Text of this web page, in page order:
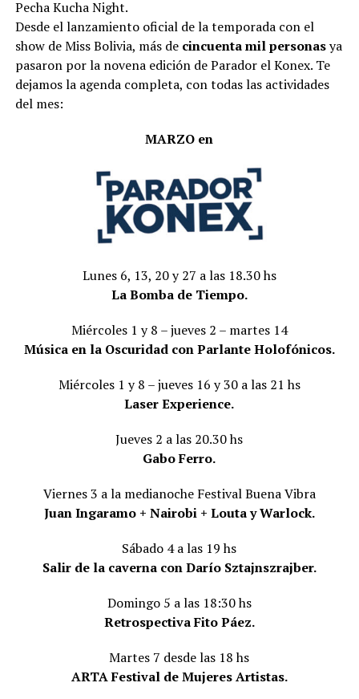
Pecha Kucha Night.
Desde el lanzamiento oficial de la temporada con el
show de Miss Bolivia, más de cincuenta mil personasya
pasaron por la novena edición de Parador el Konex. Te
dejamos la agenda completa, con todas las actividades
del mes:
MARZO en
Lunes 6, 13, 20 y 27 a las 18.30 hs
La Bomba de Tiempo.
Miércoles 1 y 8 – jueves 2 – martes 14
Música en la Oscuridad con Parlante Holofónicos.
Miércoles 1 y 8 – jueves 16 y 30 a las 21 hs
Laser Experience.
Jueves 2 a las 20.30 hs
Gabo Ferro.
Viernes 3 a la medianoche Festival Buena Vibra
Juan Ingaramo + Nairobi + Louta y Warlock.
Sábado 4 a las 19 hs
Salir de la caverna con Darío Sztajnszrajber.
Domingo 5 a las 18:30 hs
Retrospectiva Fito Páez.
Martes 7 desde las 18 hs
ARTA Festival de Mujeres Artistas.